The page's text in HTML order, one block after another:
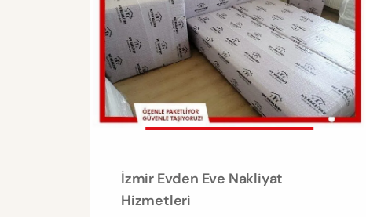
İzmir Evden Eve Nakliyat
Hizmetleri